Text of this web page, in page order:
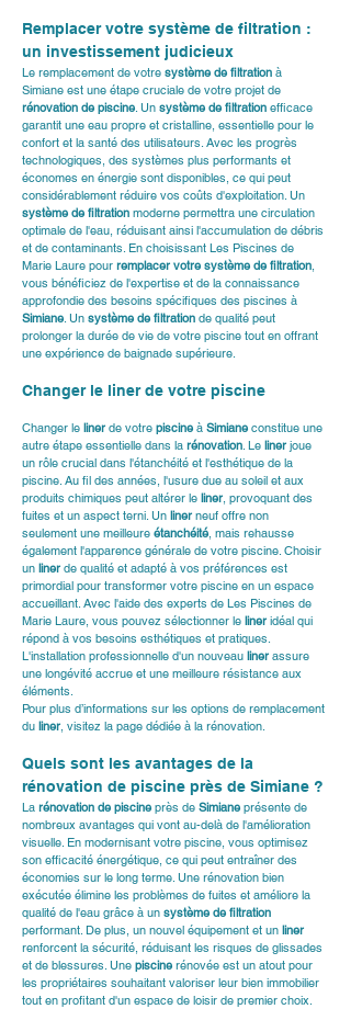
Remplacer votre système de filtration :
un investissement judicieux
Le remplacement de votre système de filtration à
Simiane est une étape cruciale de votre projet de
rénovation de piscine. Un système de filtration efficace
garantit une eau propre et cristalline, essentielle pour le
confort et la santé des utilisateurs. Avec les progrès
technologiques, des systèmes plus performants et
économes en énergie sont disponibles, ce qui peut
considérablement réduire vos coûts d'exploitation. Un
système de filtration moderne permettra une circulation
optimale de l'eau, réduisant ainsi l'accumulation de débris
et de contaminants. En choisissant Les Piscines de
Marie Laure pour remplacer votre système de filtration,
vous bénéficiez de l'expertise et de la connaissance
approfondie des besoins spécifiques des piscines à
Simiane. Un système de filtration de qualité peut
prolonger la durée de vie de votre piscine tout en offrant
une expérience de baignade supérieure.
Changer le liner de votre piscine
Changer le liner de votre piscine à Simiane constitue une
autre étape essentielle dans la rénovation. Le liner joue
un rôle crucial dans l'étanchéité et l'esthétique de la
piscine. Au fil des années, l'usure due au soleil et aux
produits chimiques peut altérer le liner, provoquant des
fuites et un aspect terni. Un liner neuf offre non
seulement une meilleure étanchéité, mais rehausse
également l'apparence générale de votre piscine. Choisir
un liner de qualité et adapté à vos préférences est
primordial pour transformer votre piscine en un espace
accueillant. Avec l'aide des experts de Les Piscines de
Marie Laure, vous pouvez sélectionner le liner idéal qui
répond à vos besoins esthétiques et pratiques.
L'installation professionnelle d'un nouveau liner assure
une longévité accrue et une meilleure résistance aux
éléments.
Pour plus d’informations sur les options de remplacement
du liner, visitez la page dédiée à la rénovation.
Quels sont les avantages de la
rénovation de piscine près de Simiane ?
La rénovation de piscine près de Simiane présente de
nombreux avantages qui vont au-delà de l'amélioration
visuelle. En modernisant votre piscine, vous optimisez
son efficacité énergétique, ce qui peut entraîner des
économies sur le long terme. Une rénovation bien
exécutée élimine les problèmes de fuites et améliore la
qualité de l'eau grâce à un système de filtration
performant. De plus, un nouvel équipement et un liner
renforcent la sécurité, réduisant les risques de glissades
et de blessures. Une piscine rénovée est un atout pour
les propriétaires souhaitant valoriser leur bien immobilier
tout en profitant d'un espace de loisir de premier choix.